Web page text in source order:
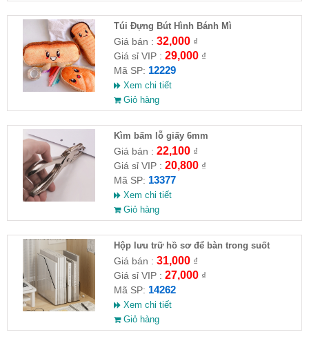
Túi Đựng Bút Hình Bánh Mì
Giá bán : 32,000₫
Giá sỉ VIP : 29,000₫
Mã SP: 12229
Xem chi tiết
Giỏ hàng
Kìm bấm lỗ giấy 6mm
Giá bán : 22,100₫
Giá sỉ VIP : 20,800₫
Mã SP: 13377
Xem chi tiết
Giỏ hàng
Hộp lưu trữ hồ sơ để bàn trong suốt
Giá bán : 31,000₫
Giá sỉ VIP : 27,000₫
Mã SP: 14262
Xem chi tiết
Giỏ hàng